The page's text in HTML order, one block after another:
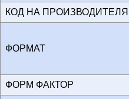
КОД НА ПРОИЗВОДИТЕЛЯ
ФОРМАТ
ФОРМ ФАКТОР